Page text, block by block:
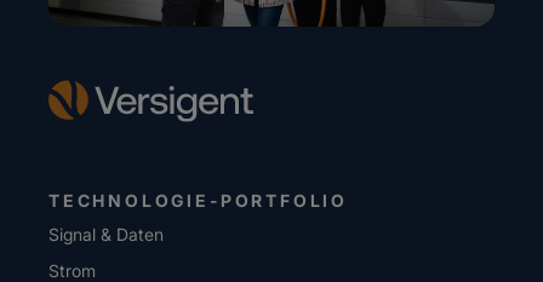
TECHNOLOGIE-PORTFOLIO
Signal & Daten
Strom